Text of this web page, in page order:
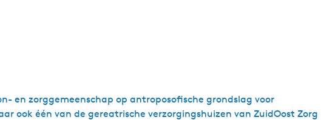
en zorggemeenschap op antroposofische grondslag voor
ook één van de gereatrische verzorgingshuizen van ZuidOost Zorg